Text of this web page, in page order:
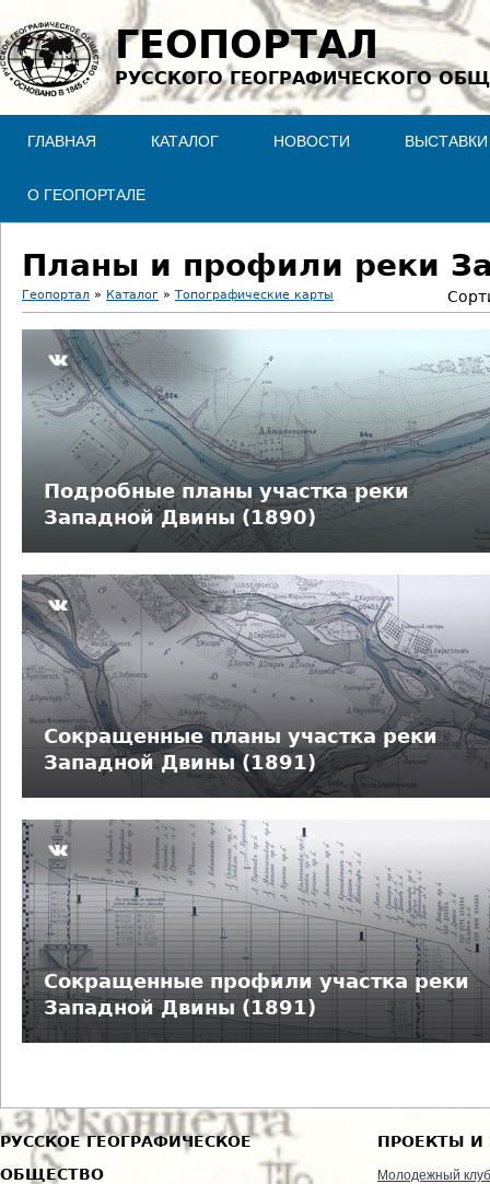
Jump to navigation
ГЕОПОРТАЛ
РУССКОГО ГЕОГРАФИЧЕСКОГО
ГЛАВНАЯ КАТАЛОГ НОВОСТИ ВЫСТАВКИ
О ГЕОПОРТАЛЕ
Планы и профили реки
В
ь
Геопортал » Каталог » Топографические карты
Подробные планы участка реки
Западной Двины (1890)
Сокращенные планы участка реки
Западной Двины (1891)
Сокращенные профили участка реки
Западной Двины (1891)
РУССКОЕ ГЕОГРАФИЧЕСКОЕ
ОБЩЕСТВО
ПРОЕКТЫ И
Молодежный клуб